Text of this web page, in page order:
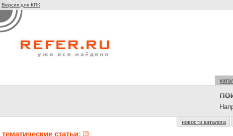
Версия для КПК
новости каталога
тематические статьи: